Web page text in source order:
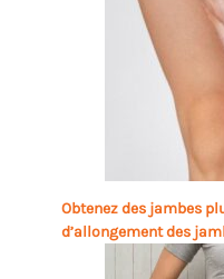
Obtenez des jambes
d’allongement des